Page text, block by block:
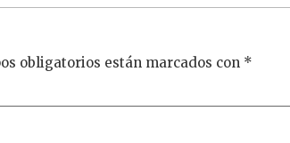
obligatorios están marcados con *